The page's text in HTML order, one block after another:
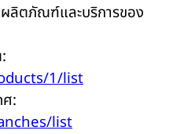
ผลิตภัณฑ์และบริการของ
1/list
ศ:
list